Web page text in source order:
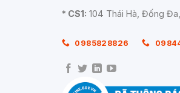
* CS1: 104 Thái Hà, Đống
0985828826